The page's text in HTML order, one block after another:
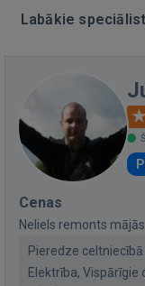
Labākie
Cenas
Neliels remonts mājās
Pieredze
Elektrība, Vispārīgie